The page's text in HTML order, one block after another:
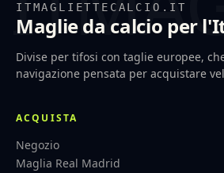
ITMAGLIETTECALCIO.IT
Maglie da calcio per
Divise per tifosi con taglie europee,
navigazione pensata per acquistare
ACQUISTA
Negozio
Maglia Real Madrid